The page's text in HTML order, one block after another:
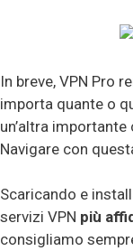
In breve, VPN Pro
importa quante o
un’altra
Navigare con
Scaricando e
servizi VPN più
consigliamo